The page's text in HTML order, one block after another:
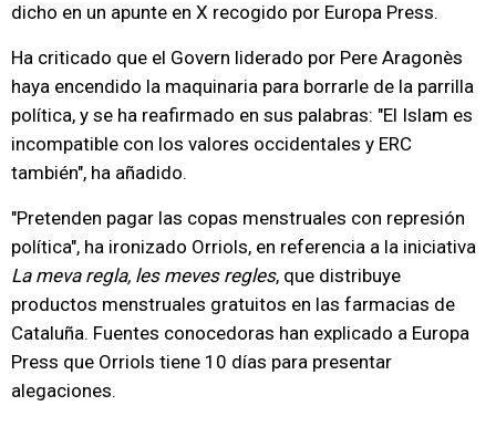
dicho en un apunte en X recogido por Europa Press.
Ha criticado que el Govern liderado por Pere Aragonès
haya encendido la maquinaria para borrarle de la parrilla
política, y se ha reafirmado en sus palabras: "El Islam es
incompatible con los valores occidentales y ERC
también", ha añadido.
"Pretenden pagar las copas menstruales con represión
política", ha ironizado Orriols, en referencia a la iniciativa
La meva regla, les meves regles, que distribuye
productos menstruales gratuitos en las farmacias de
Cataluña. Fuentes conocedoras han explicado a Europa
Press que Orriols tiene 10 días para presentar
alegaciones.